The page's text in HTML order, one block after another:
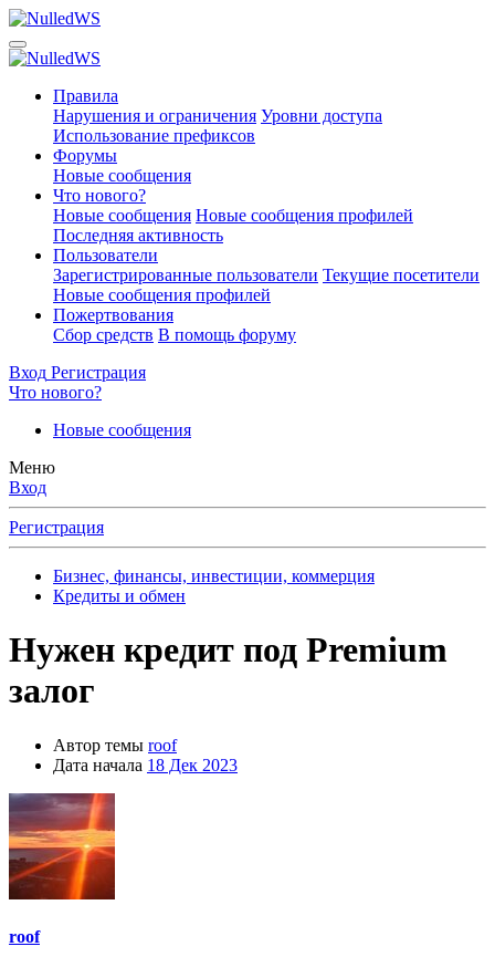
Правила
Нарушения и ограничения Уровни доступа
Использование префиксов
Форумы
Новые сообщения
Что нового?
Новые сообщения Новые сообщения профилей
Последняя активность
Пользователи
Зарегистрированные пользователи Текущие посетители
Новые сообщения профилей
Пожертвования
Сбор средств В помощь форуму
Вход Регистрация
Что нового?
Новые сообщения
Меню
Вход
Регистрация
Бизнес, финансы, инвестиции, коммерция
Кредиты и обмен
Нужен кредит под Premium
залог
Автор темы roof
Дата начала 18 Дек 2023
roof